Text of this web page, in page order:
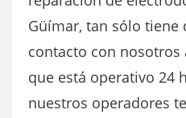
Güímar, tan sólo tiene
contacto con
que está operativo 24
nuestros operadores